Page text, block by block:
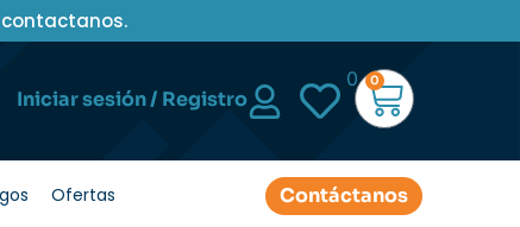
Iniciar sesión / Registro
0 0
Ofertas Contáctanos